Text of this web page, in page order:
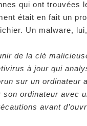
qui ont trouvées
était en fait un
Un malware,
de la clé
à jour qui
sur un ordinateur
son ordinateur avec
avant